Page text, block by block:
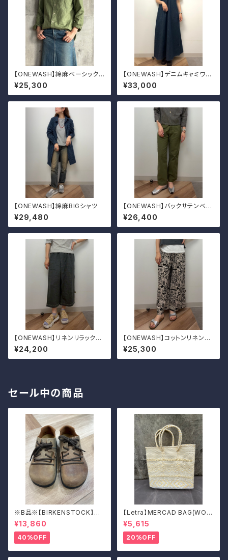
【ONEWASH】綿麻ベーシックシ
ャツ
¥25,300
【ONEWASH】デニムキャミワン
ピ
¥33,000
【ONEWASH】綿麻BIGシャツ
¥29,480
【ONEWASH】バックサテンベイ
カーパンツ
¥26,400
【ONEWASH】リネンリラックス
パンツ
¥24,200
【ONEWASH】コットンリネンキ
ャンバスガウチョパンツ
¥25,300
セール中の商品
※B品※【BIRKENSTOCK】Mo
ntana/CUOIO 38
¥13,860
40%OFF
【Letra】MERCAD BAG(WOV
EN)
¥5,615
20%OFF